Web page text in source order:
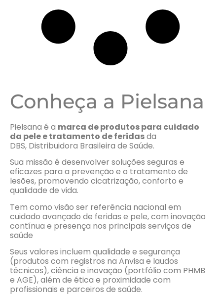
Conheça a Pielsana
Pielsana é a marca de produtos para cuidado
da pele e tratamento de feridasda
DBS, Distribuidora Brasileira de Saúde.
Sua missão é desenvolver soluções seguras e
eficazes para a prevenção e o tratamento de
lesões, promovendo cicatrização, conforto e
qualidade de vida.
Tem como visão ser referência nacional em
cuidado avançado de feridas e pele, com inovação
contínua e presença nos principais serviços de
saúde
Seus valores incluem qualidade e segurança
(produtos com registros na Anvisa e laudos
técnicos), ciência e inovação (portfólio com PHMB
e AGE), além de ética e proximidade com
profissionais e parceiros de saúde.